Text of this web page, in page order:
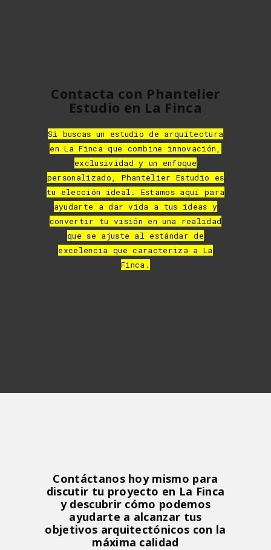
Contacta con Phantelier
Estudio en La Finca
Si buscas un estudio de arquitectura
en La Finca que combine innovación,
exclusividad y un enfoque
personalizado, Phantelier Estudio es
tu elección ideal. Estamos aquí para
ayudarte a dar vida a tus ideas y
convertir tu visión en una realidad
que se ajuste al estándar de
excelencia que caracteriza a La
Finca.
Contáctanos hoy mismo para
discutir tu proyecto en La Finca
y descubrir cómo podemos
ayudarte a alcanzar tus
objetivos arquitectónicos con la
máxima calidad